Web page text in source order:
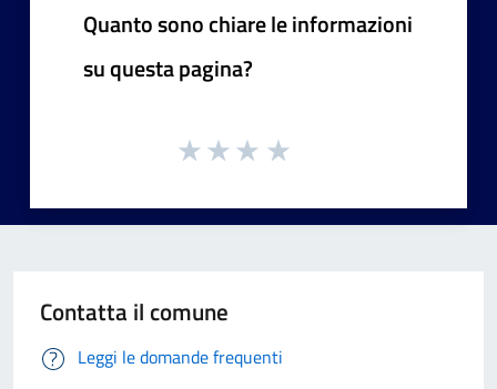
Quanto sono chiare le informazioni
su questa pagina?
Contatta il comune
Leggi le domande frequenti